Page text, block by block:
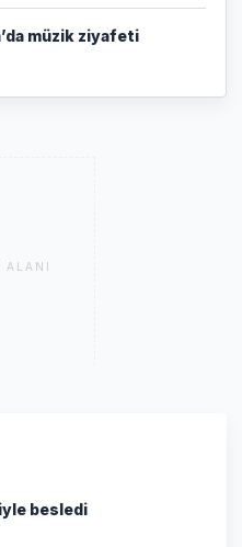
müzik ziyafeti
ALANI
besledi